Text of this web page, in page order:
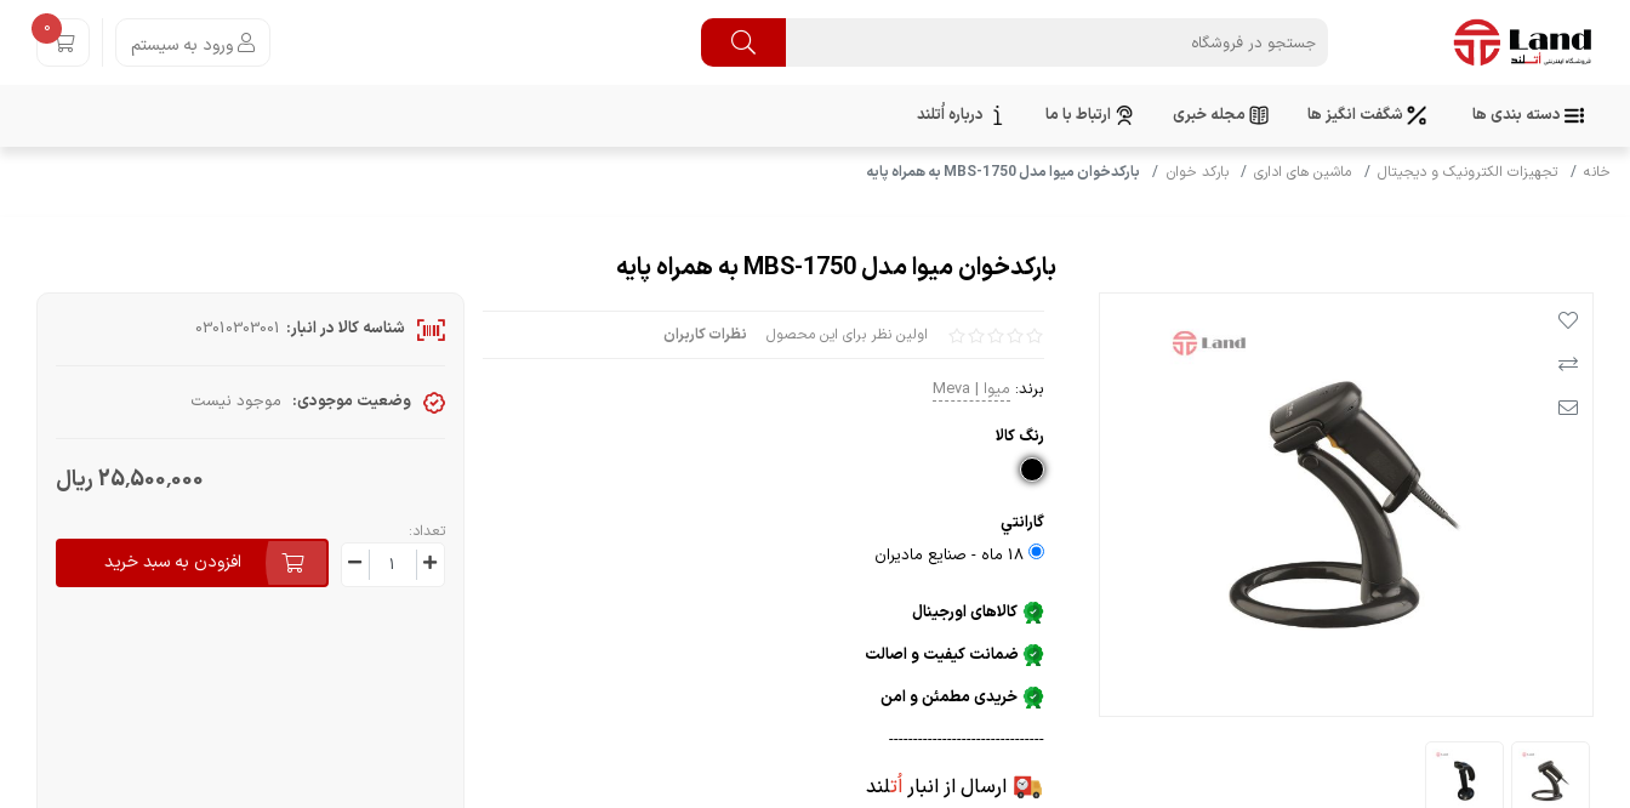
ورود به سیستم
0
دسته بندی ها شگفت انگیز ها مجله خبری ارتباط با ما درباره اُتلند
خانه تجهیزات الکترونیک و دیجیتال ماشین های اداری بارکد خوان بارکدخوان میوا مدل MBS-1750 به همراه پایه
بارکدخوان میوا مدل MBS-1750 به همراه پایه
اولین نظر برای این محصول نظرات کاربران
برند: میوا | Meva
رنگ كالا
گارانتي
18 ماه - صنايع ماديران
کالاهای اورجینال
ضمانت کیفیت و اصالت
خریدی مطمئن و امن
--------------------------------
ارسال از انباراُتلند
شناسه کالا در انبار: 03010303001
وضعیت موجودی: موجود نیست
25٬500٬000 ریال
تعداد:
افزودن به سبد خرید